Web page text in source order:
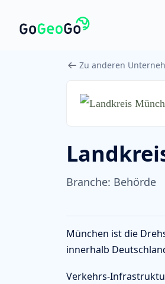
Zu anderen
Branche: Behörde
München ist die
innerhalb
Verkehrs-